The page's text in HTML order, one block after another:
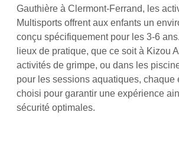
Gauthière à Clermont-Ferrand, les
Multisports offrent aux enfants un
conçu spécifiquement pour les 3-6
lieux de pratique, que ce soit à Kizou
activités de grimpe, ou dans les
pour les sessions aquatiques, chaque
choisi pour garantir une expérience
sécurité optimales.